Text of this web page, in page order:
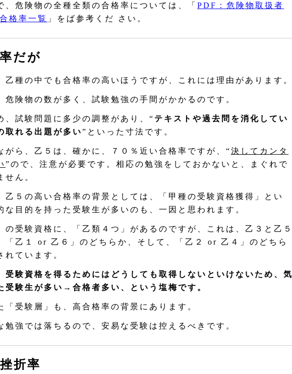
危険物の全種全類の合格率については、「 PDF：危険物取扱者
格率一覧 」をば参考くだ さい。
だが
種の中でも合格率の高いほうですが、これには理由があります。
険物の数が多く、試験勉強の手間がかかるのです。
試験問題に多少の調整があり、“ テキストや過去問を消化してい
取れる出題が多い”といった寸法です。
ら、乙５は、確かに、７０％近い合格率ですが、“決してカンタ
”ので、注意が必要です。相応の勉強をしておかないと、まぐれで
せん。
５の高い合格率の背景としては、「甲種の受験資格獲得」とい
な目的を持った受験生が多いのも、一因と思われます。
受験資格に、「乙類４つ」があるのですが、これは、乙３と乙５
「乙１ or 乙６」のどちらか、そして、「乙２ or 乙４」のどちら
れています。
受験資格を得るためにはどうしても取得しないといけないため、気
受験生が多い→合格者多い、という塩梅です。
受験層」も、高合格率の背景にあります。
強では落ちるので、安易な受験は控えるべきです。
折率